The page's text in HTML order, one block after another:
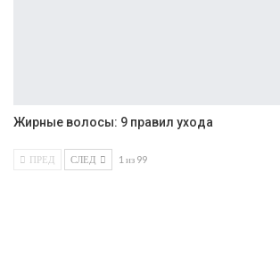
Жирные волосы: 9 правил ухода
ПРЕД СЛЕД 1 из 99